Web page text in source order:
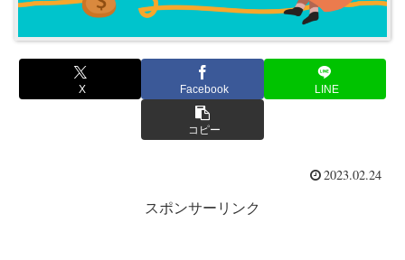
X Facebook LINE
コピー
2023.02.24
スポンサーリンク